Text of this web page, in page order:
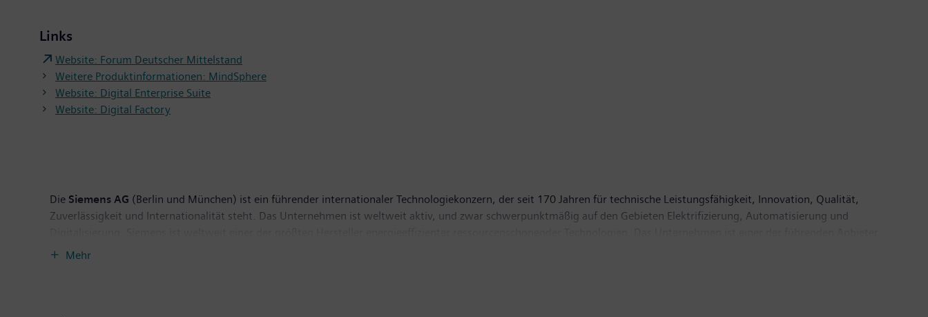
Links
Website: Forum Deutscher Mittelstand
Weitere Produktinformationen: MindSphere
Website: Digital Enterprise Suite
Website: Digital Factory
Die Siemens AG (Berlin und München) ist ein führender internationaler Technologiekonzern, der seit 170 Jahren für technische Leistungsfähigkeit, Innovation, Qualität,
Zuverlässigkeit und Internationalität steht. Das Unternehmen ist weltweit aktiv, und zwar schwerpunktmäßig auf den Gebieten Elektrifizierung, Automatisierung und
effizienter Stromerzeugungs- und Stromübertragungslösungen, Pionier bei Infrastrukturlösungen sowie bei Automatisierungs-, Antriebs- und Softwarelösungen für die
Mehr